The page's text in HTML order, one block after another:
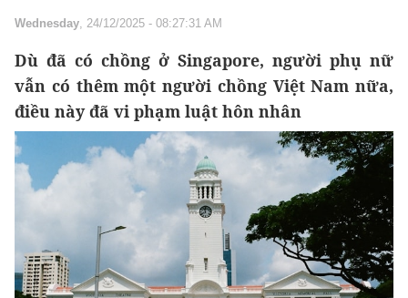
Wednesday, 24/12/2025 - 08:27:31 AM
Dù đã có chồng ở Singapore, người phụ nữ
vẫn có thêm một người chồng Việt Nam nữa,
điều này đã vi phạm luật hôn nhân